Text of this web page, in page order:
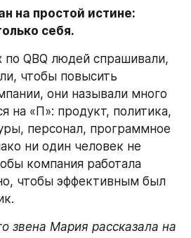
на простой истине:
себя.
по QBQ людей спрашивали,
чтобы повысить
они называли много
на «П»: продукт, политика,
персонал, программное
ни один человек не
компания работала
чтобы эффективным был
звена Мария рассказала на